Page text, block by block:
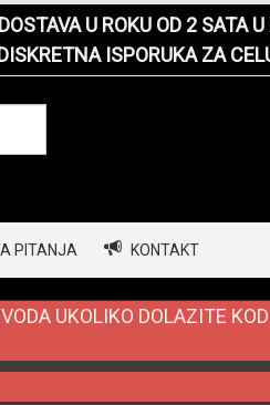
U ROKU OD 2 SATA
ISPORUKA ZA
PITANJA KONTAKT
UKOLIKO DOLAZITE